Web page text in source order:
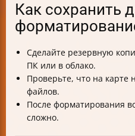
Как сохранить
Сделайте резервную
ПК или в облако.
Проверьте, что на карте
файлов.
После форматирования
сложно.